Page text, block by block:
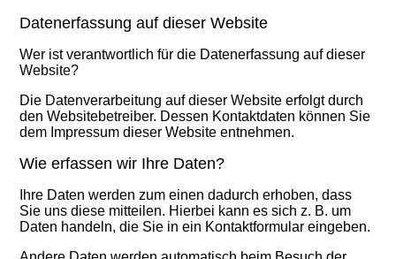
Datenerfassung auf dieser Website
Wer ist verantwortlich für die Datenerfassung auf dieser
Website?
Die Datenverarbeitung auf dieser Website erfolgt durch
den Websitebetreiber. Dessen Kontaktdaten können Sie
dem Impressum dieser Website entnehmen.
Wie erfassen wir Ihre Daten?
Ihre Daten werden zum einen dadurch erhoben, dass
Sie uns diese mitteilen. Hierbei kann es sich z. B. um
Daten handeln, die Sie in ein Kontaktformular eingeben.